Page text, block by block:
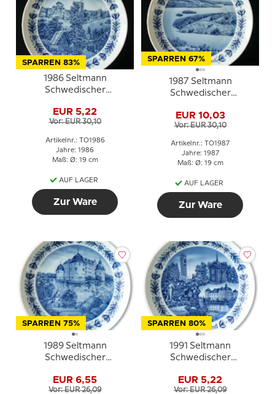
SPARREN 83%
1986 Seltmann
Schwedischer
Gotland
EUR 5,22
Vor: EUR 30,10
Artikelnr.: TO1986
Jahre: 1986
Maß: Ø: 19 cm
AUF LAGER
Zur Ware
SPARREN 67%
1987 Seltmann
Schwedischer
Ångermanland
EUR 10,03
Vor: EUR 30,10
Artikelnr.: TO1987
Jahre: 1987
Maß: Ø: 19 cm
AUF LAGER
Zur Ware
SPARREN 75%
1989 Seltmann
Schwedischer
EUR 6,55
Vor: EUR 26,09
SPARREN 80%
1991 Seltmann
Schwedischer
Västmanland
EUR 5,22
Vor: EUR 26,09